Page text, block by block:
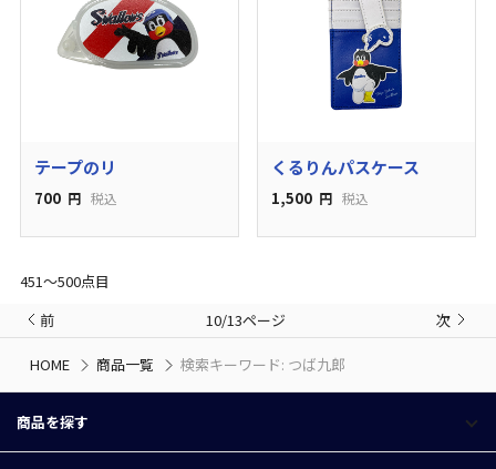
テープのリ
700 円 税込
くるりんパスケース
1,500 円 税込
451〜500点目
前
10/13ページ 次
HOME 商品一覧 検索キーワード: つば九郎
商品を探す